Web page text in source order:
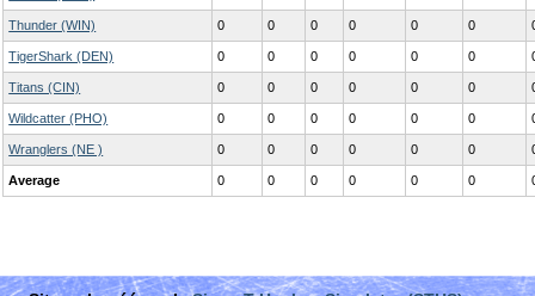
Thunder (WIN) 0 0 0 0 0 0
TigerShark (DEN) 0 0 0 0 0 0
Titans (CIN) 0 0 0 0 0 0
Wildcatter (PHO) 0 0 0 0 0 0
Wranglers (NE ) 0 0 0 0 0 0
Average 0 0 0 0 0 0